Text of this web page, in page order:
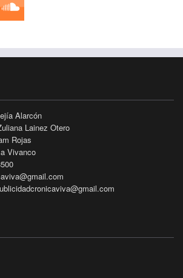
Alarcón
Lainez Otero
Rojas
Vivanco